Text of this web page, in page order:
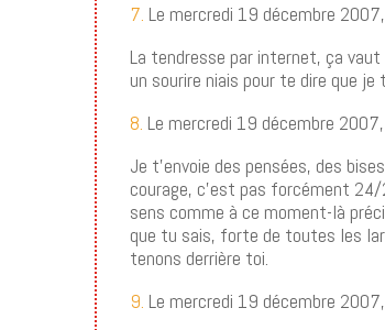
7. Le mercredi 19 décembre
La tendresse par internet, ça
un sourire niais pour te dire que
8. Le mercredi 19 décembre
Je t’envoie des pensées, des
courage, c’est pas forcément
sens comme à ce moment-là
que tu sais, forte de toutes les
tenons derrière toi.
9. Le mercredi 19 décembre